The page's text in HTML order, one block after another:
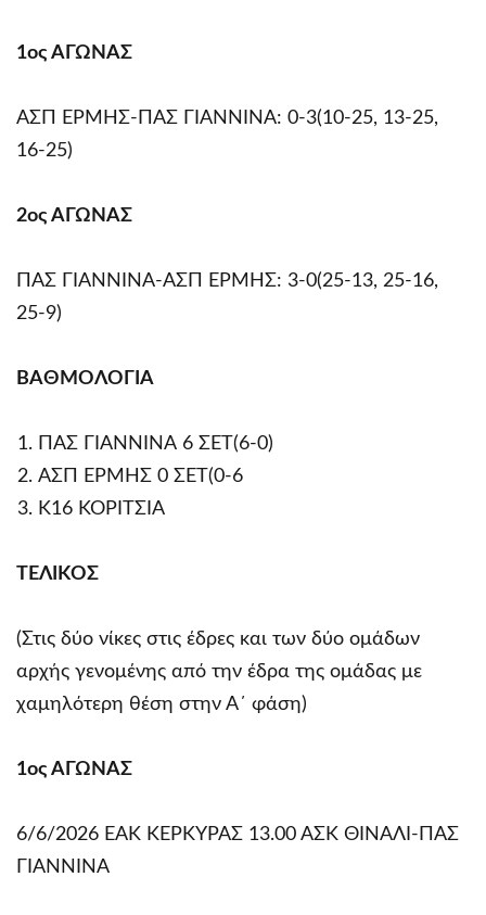
1ος ΑΓΩΝΑΣ
ΑΣΠ ΕΡΜΗΣ-ΠΑΣ ΓΙΑΝΝΙΝΑ: 0-3(10-25, 13-25,
16-25)
2ος ΑΓΩΝΑΣ
ΠΑΣ ΓΙΑΝΝΙΝΑ-ΑΣΠ ΕΡΜΗΣ: 3-0(25-13, 25-16,
25-9)
ΒΑΘΜΟΛΟΓΙΑ
ΠΑΣ ΓΙΑΝΝΙΝΑ 6 ΣΕΤ(6-0)
ΑΣΠ ΕΡΜΗΣ 0 ΣΕΤ(0-6
Κ16 ΚΟΡΙΤΣΙΑ
ΤΕΛΙΚOΣ
(Στις δύο νίκες στις έδρες και των δύο ομάδων
αρχής γενομένης από την έδρα της ομάδας με
χαμηλότερη θέση στην Α΄ φάση)
1ος ΑΓΩΝΑΣ
6/6/2026 ΕΑΚ ΚΕΡΚΥΡΑΣ 13.00 ΑΣΚ ΘΙΝΑΛΙ-ΠΑΣ
ΓΙΑΝΝΙΝΑ